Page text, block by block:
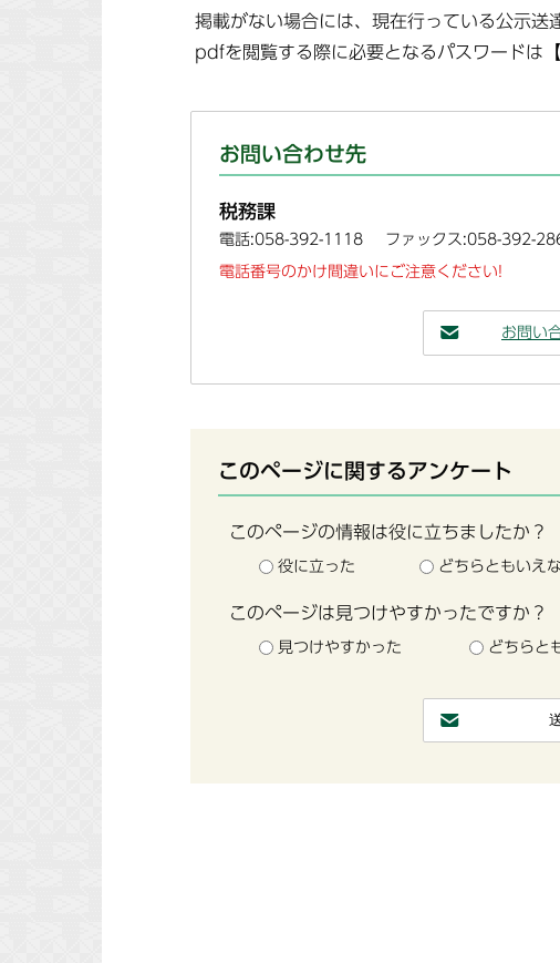
掲載がない場合には、現在行っている公示送
pdfを閲覧する際に必要となるパスワードは
お問い合わせ先
税務課
電話:058-392-1118 ファックス:058-392-
電話番号のかけ間違いにご注意ください!
お問い
このページに関するアンケート
このページの情報は役に立ちましたか？
役に立った どちらともいえ
このページは見つけやすかったですか？
見つけやすかった どちらと